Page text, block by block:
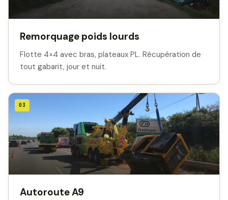
Remorquage poids lourds
Flotte 4×4 avec bras, plateaux PL. Récupération de
tout gabarit, jour et nuit.
03
Autoroute A9